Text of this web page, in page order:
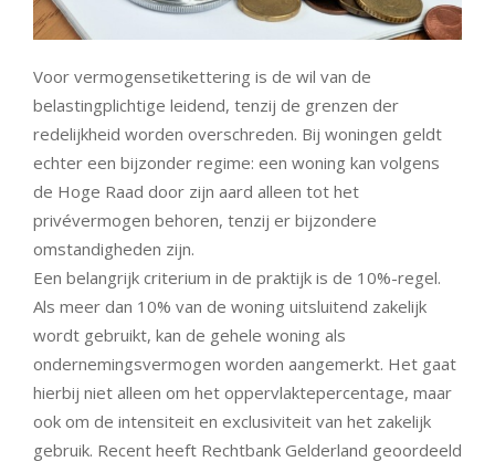
Voor vermogensetikettering is de wil van de
belastingplichtige leidend, tenzij de grenzen der
redelijkheid worden overschreden. Bij woningen geldt
echter een bijzonder regime: een woning kan volgens
de Hoge Raad door zijn aard alleen tot het
privévermogen behoren, tenzij er bijzondere
omstandigheden zijn.
Een belangrijk criterium in de praktijk is de 10%-regel.
Als meer dan 10% van de woning uitsluitend zakelijk
wordt gebruikt, kan de gehele woning als
ondernemingsvermogen worden aangemerkt. Het gaat
hierbij niet alleen om het oppervlaktepercentage, maar
ook om de intensiteit en exclusiviteit van het zakelijk
gebruik. Recent heeft Rechtbank Gelderland geoordeeld